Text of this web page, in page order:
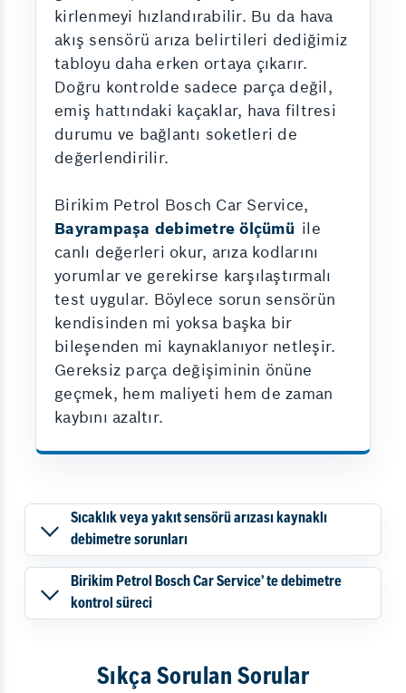
kirlenmeyi hızlandırabilir. Bu da hava
akış sensörü arıza belirtileri dediğimiz
tabloyu daha erken ortaya çıkarır.
Doğru kontrolde sadece parça değil,
emiş hattındaki kaçaklar, hava filtresi
durumu ve bağlantı soketleri de
değerlendirilir.
Birikim Petrol Bosch Car Service,
Bayrampaşa debimetre ölçümü ile
canlı değerleri okur, arıza kodlarını
yorumlar ve gerekirse karşılaştırmalı
test uygular. Böylece sorun sensörün
kendisinden mi yoksa başka bir
bileşenden mi kaynaklanıyor netleşir.
Gereksiz parça değişiminin önüne
geçmek, hem maliyeti hem de zaman
kaybını azaltır.
Sıcaklık veya yakıt sensörü arızası kaynaklı
debimetre sorunları
Birikim Petrol Bosch Car Service’ te debimetre
kontrol süreci
Sıkça Sorulan Sorular